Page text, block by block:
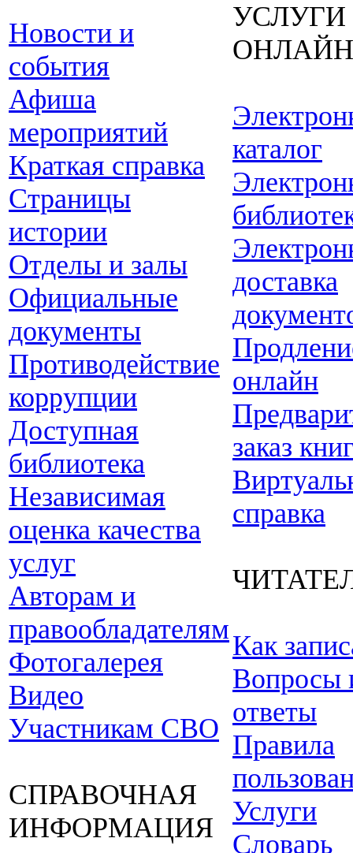
Новости и
события
Афиша
мероприятий
Краткая справка
Страницы
истории
Отделы и залы
Официальные
документы
Противодействие
коррупции
Доступная
библиотека
Независимая
оценка качества
услуг
Авторам и
правообладателям
Фотогалерея
Видео
Участникам СВО
СПРАВОЧНАЯ
ИНФОРМАЦИЯ
УСЛУГИ
ОНЛАЙН
каталог
доставка
онлайн
заказ
справка
Как
Вопросы
ответы
Правила
Услуги
Словарь